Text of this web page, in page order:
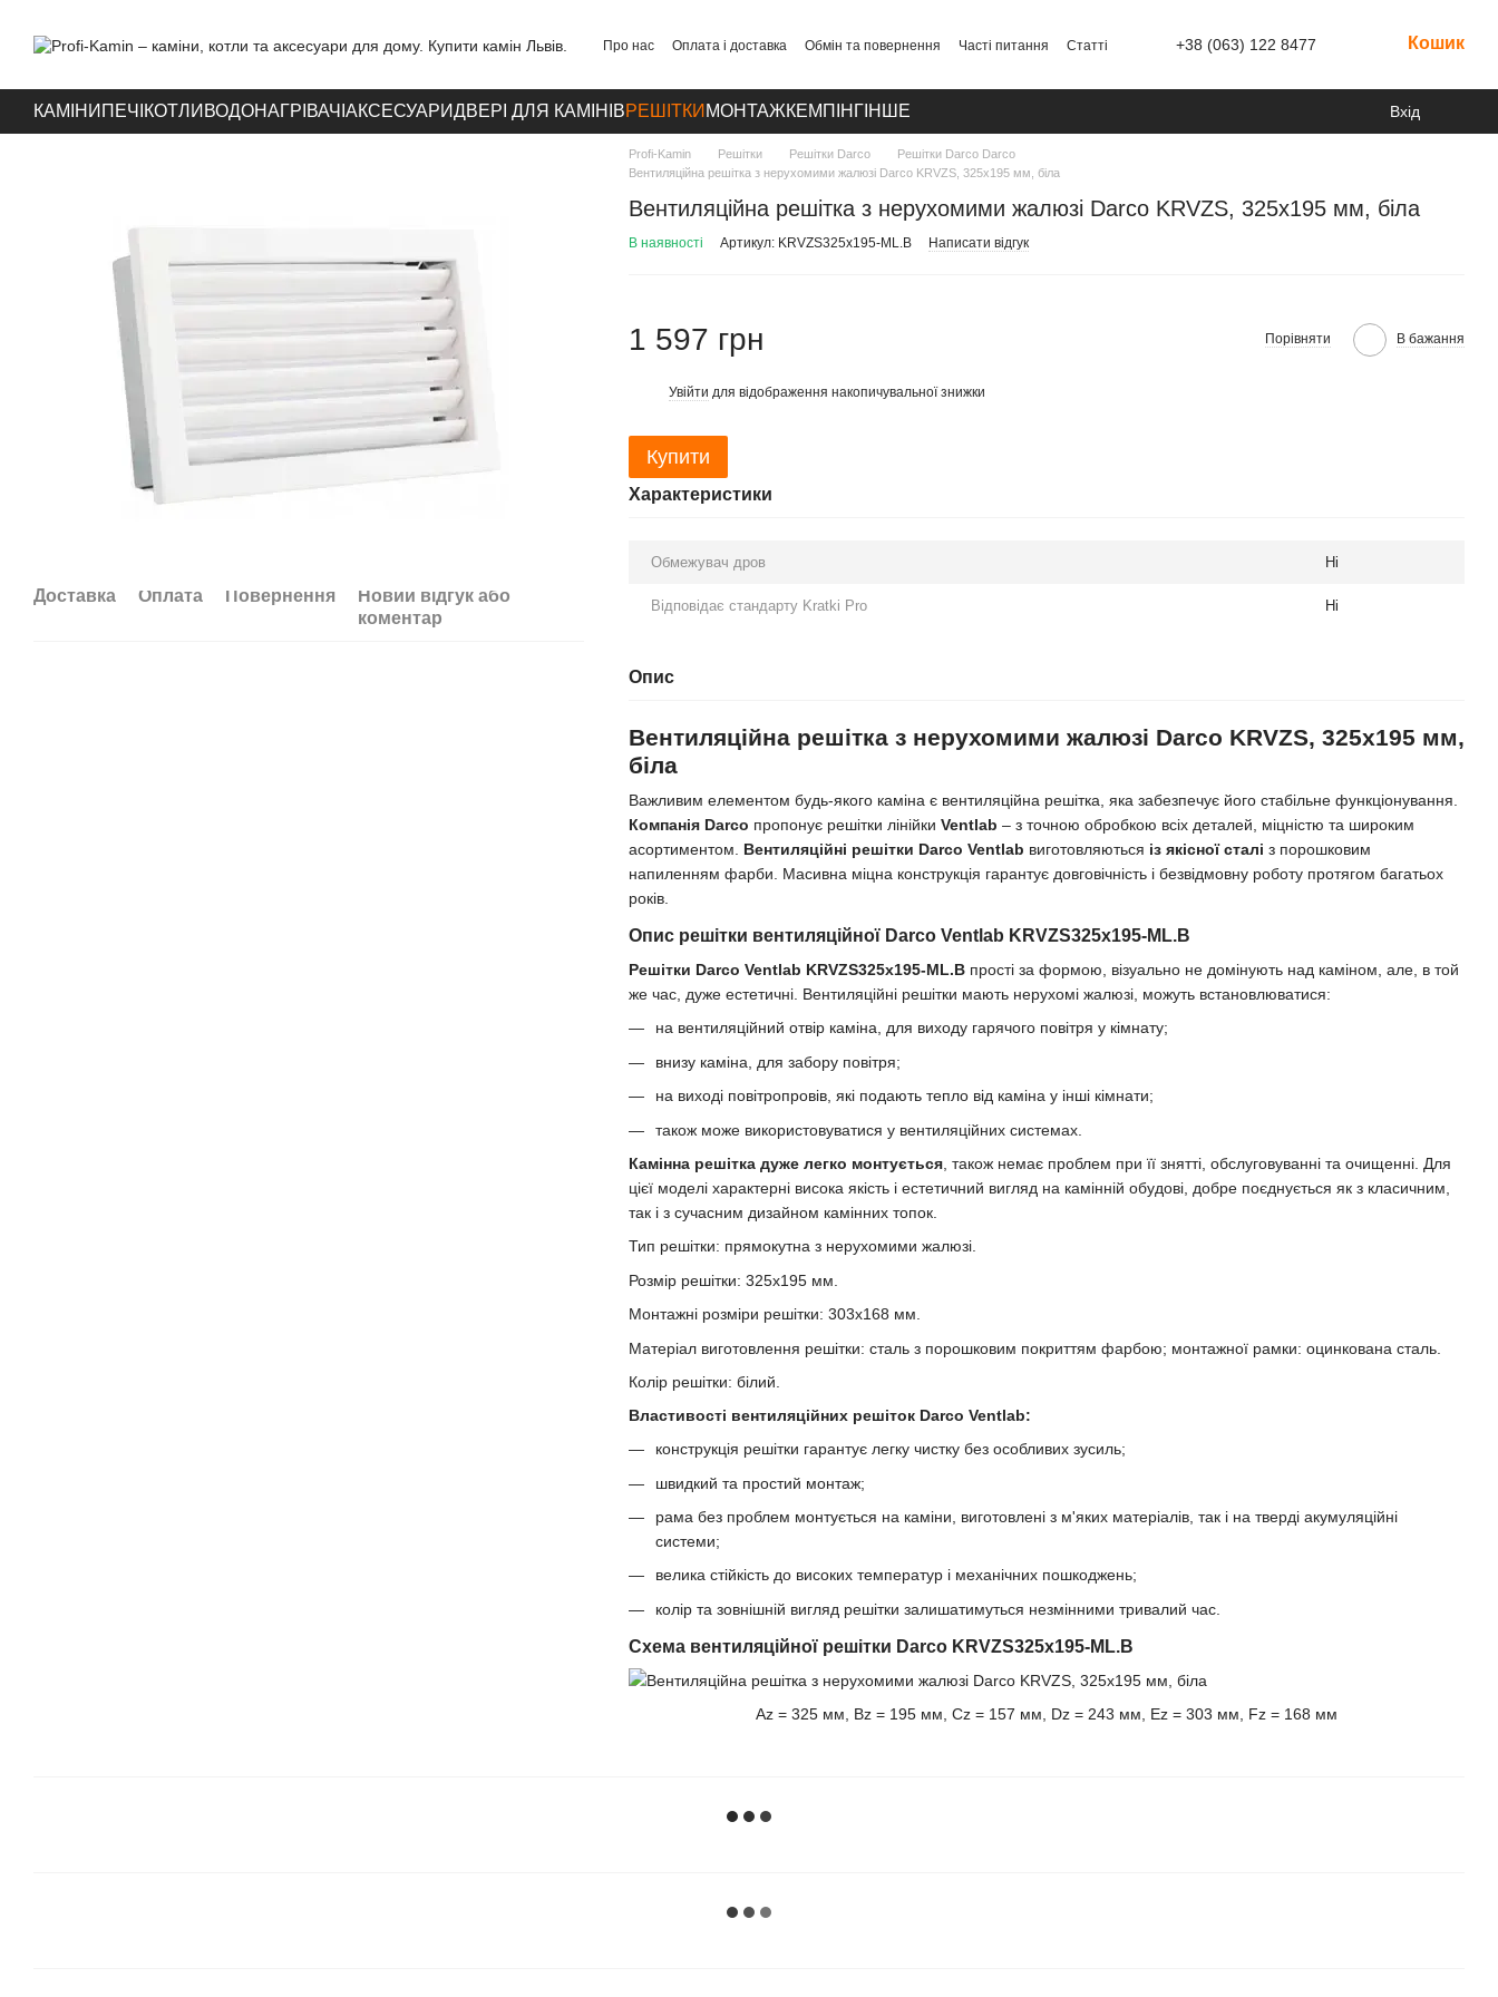
Про нас Оплата і доставка Обмін та повернення Часті питання
Статті
+38 (063) 122 8477 Кошик
КАМІНИ ПЕЧІ КОТЛИ ВОДОНАГРІВАЧІ АКСЕСУАРИДВЕРІ ДЛЯ КАМІНІВРЕШІТКИ МОНТАЖКЕМПІНГ ІНШЕ Вхід
Доставка Оплата Повернення
Новий відгук або
коментар
Profi-Kamin Решітки Решітки Darco
Решітки Darco Darco
Вентиляційна решітка з нерухомими жалюзі Darco KRVZS, 325х195 мм, біла
Вентиляційна решітка з нерухомими жалюзі Darco KRVZS, 325х195 мм, біла
В наявності Артикул: KRVZS325x195-ML.B Написати відгук
1 597 грн Порівняти В бажання
Увійти для відображення накопичувальної знижки
Купити
Характеристики
Обмежувач дров Ні
Відповідає стандарту Kratki Pro Ні
Опис
Вентиляційна решітка з нерухомими жалюзі Darco KRVZS, 325х195 мм,
біла
Важливим елементом будь-якого каміна є вентиляційна решітка, яка забезпечує його стабільне функціонування.
Компанія Darco пропонує решітки лінійки Ventlab – з точною обробкою всіх деталей, міцністю та широким
асортиментом. Вентиляційні решітки Darco Ventlab виготовляються із якісної сталі з порошковим
напиленням фарби. Масивна міцна конструкція гарантує довговічність і безвідмовну роботу протягом багатьох
років.
Опис решітки вентиляційної Darco Ventlab KRVZS325x195-ML.B
Решітки Darco Ventlab KRVZS325x195-ML.Bпрості за формою, візуально не домінують над каміном, але, в той
же час, дуже естетичні. Вентиляційні решітки мають нерухомі жалюзі, можуть встановлюватися:
на вентиляційний отвір каміна, для виходу гарячого повітря у кімнату;
внизу каміна, для забору повітря;
на виході повітропровів, які подають тепло від каміна у інші кімнати;
також може використовуватися у вентиляційних системах.
Камінна решітка дуже легко монтується, також немає проблем при її знятті, обслуговуванні та очищенні. Для
цієї моделі характерні висока якість і естетичний вигляд на камінній обудові, добре поєднується як з класичним,
так і з сучасним дизайном камінних топок.
Тип решітки: прямокутна з нерухомими жалюзі.
Розмір решітки: 325х195 мм.
Монтажні розміри решітки: 303х168 мм.
Матеріал виготовлення решітки: сталь з порошковим покриттям фарбою; монтажної рамки: оцинкована сталь.
Колір решітки: білий.
Властивості вентиляційних решіток Darco Ventlab:
конструкція решітки гарантує легку чистку без особливих зусиль;
швидкий та простий монтаж;
рама без проблем монтується на каміни, виготовлені з м'яких матеріалів, так і на тверді акумуляційні
системи;
велика стійкість до високих температур і механічних пошкоджень;
колір та зовнішній вигляд решітки залишатимуться незмінними тривалий час.
Схема вентиляційної решітки Darco KRVZS325x195-ML.B
Az = 325 мм, Bz = 195 мм, Cz = 157 мм, Dz = 243 мм, Ez = 303 мм, Fz = 168 мм